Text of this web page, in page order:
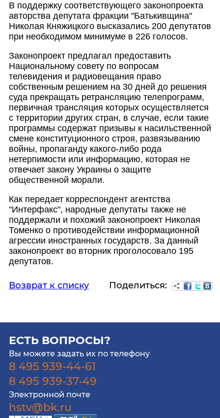
В поддержку соответствующего законопроекта
авторства депутата фракции "Батькивщина"
Николая Княжицкого высказались 200 депутатов
при необходимом минимуме в 226 голосов.
Законопроект предлагал предоставить
Национальному совету по вопросам
телевидения и радиовещания право
собственным решением на 30 дней до решения
суда прекращать ретрансляцию телепрограмм,
первичная трансляция которых осуществляется
с территории других стран, в случае, если такие
программы содержат призывы к насильственной
смене конституционного строя, развязыванию
войны, пропаганду какого-либо рода
нетерпимости или информацию, которая не
отвечает закону Украины о защите
общественной морали.
Как передает корреспондент агентства
"Интерфакс", народные депутаты также не
поддержали и похожий законопроект Николая
Томенко о противодействии информационной
агрессии иностранных государств. За данный
законопроект во вторник проголосовало 195
депутатов.
Возврат к списку Поделиться:
ЕСТЬ ВОПРОСЫ?
Вы можете задать их по телефону
8 495 939-44-61
8 495 939-37-49
Электронной почте
hstv@bk.ru